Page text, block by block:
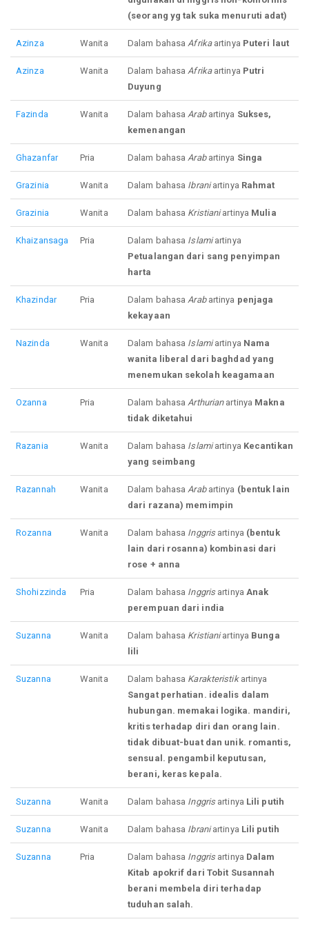
(seorang yg tak suka menuruti adat)
Azinza Wanita Dalam bahasaAfrikaartinya Puteri laut
Azinza Wanita Dalam bahasaAfrikaartinya Putri
Duyung
Fazinda Wanita Dalam bahasaArabartinya Sukses,
kemenangan
Ghazanfar Pria Dalam bahasaArabartinya Singa
Grazinia Wanita Dalam bahasa Ibraniartinya Rahmat
Grazinia Wanita Dalam bahasa Kristianiartinya Mulia
Khaizansaga Pria Dalam bahasa Islamiartinya
Petualangan dari sang penyimpan
harta
Khazindar Pria Dalam bahasaArabartinya penjaga
kekayaan
Nazinda Wanita Dalam bahasa Islamiartinya Nama
wanita liberal dari baghdad yang
menemukan sekolah keagamaan
Ozanna Pria Dalam bahasaArthurianartinya Makna
tidak diketahui
Razania Wanita Dalam bahasa Islamiartinya Kecantikan
yang seimbang
Razannah Wanita Dalam bahasaArabartinya (bentuk lain
dari razana) memimpin
Rozanna Wanita Dalam bahasa Inggrisartinya (bentuk
lain dari rosanna) kombinasi dari
rose + anna
Shohizzinda Pria Dalam bahasa Inggrisartinya Anak
perempuan dari india
Suzanna Wanita Dalam bahasa Kristianiartinya Bunga
lili
Suzanna Wanita Dalam bahasa Karakteristikartinya
Sangat perhatian. idealis dalam
hubungan. memakai logika. mandiri,
kritis terhadap diri dan orang lain.
tidak dibuat-buat dan unik. romantis,
sensual. pengambil keputusan,
berani, keras kepala.
Suzanna Wanita Dalam bahasa Inggrisartinya Lili putih
Suzanna Wanita Dalam bahasa Ibraniartinya Lili putih
Suzanna Pria Dalam bahasa Inggrisartinya Dalam
Kitab apokrif dari Tobit Susannah
berani membela diri terhadap
tuduhan salah.